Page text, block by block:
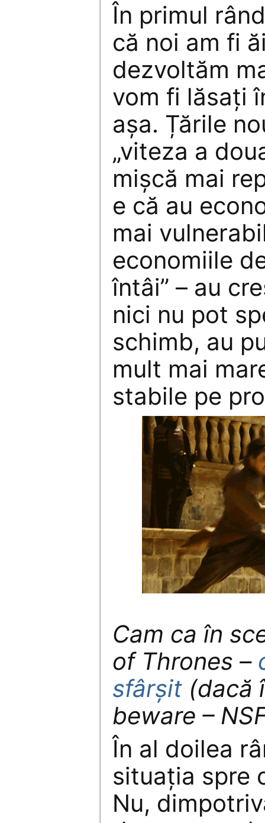
În primul
că noi am fi
dezvoltăm
vom fi lăsați
așa. Țările
„viteza a
mișcă mai
e că au
mai
economiile
întâi” – au
nici nu pot
schimb, au
mult mai
stabile pe
Cam ca în
of Thrones –
sfârșit (dacă
beware –
În al doilea
situația spre
Nu,